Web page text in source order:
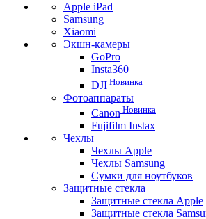
Apple iPad
Samsung
Xiaomi
Экшн-камеры
GoPro
Insta360
DJI Новинка
Фотоаппараты
Canon Новинка
Fujifilm Instax
Чехлы
Чехлы Apple
Чехлы Samsung
Сумки для ноутбуков
Защитные стекла
Защитные стекла Apple
Защитные стекла